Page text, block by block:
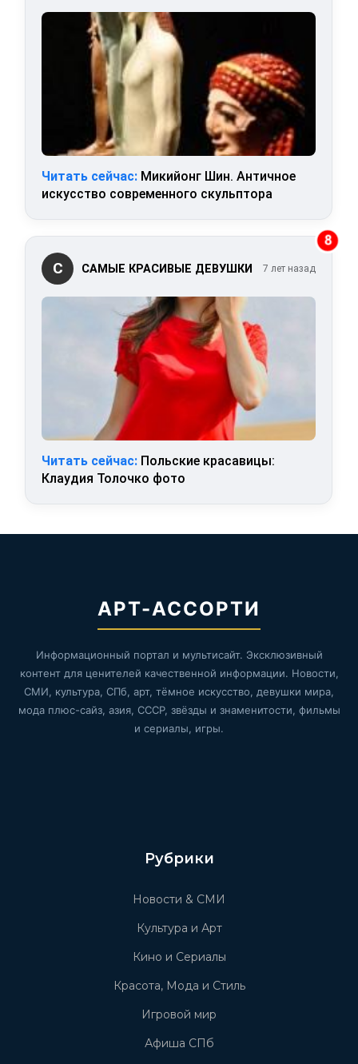
Читать сейчас: Микийонг Шин. Античное
искусство современного скульптора
8
С САМЫЕ КРАСИВЫЕ ДЕВУШКИ 7 лет назад
Читать сейчас: Польские красавицы:
Клаудия Толочко фото
АРТ-АССОРТИ
Информационный портал и мультисайт. Эксклюзивный
контент для ценителей качественной информации. Новости,
СМИ, культура, СПб, арт, тёмное искусство, девушки мира,
мода плюс-сайз, азия, СССР, звёзды и знаменитости, фильмы
и сериалы, игры.
Рубрики
Новости & СМИ
Культура и Арт
Кино и Сериалы
Красота, Мода и Стиль
Игровой мир
Афиша СПб